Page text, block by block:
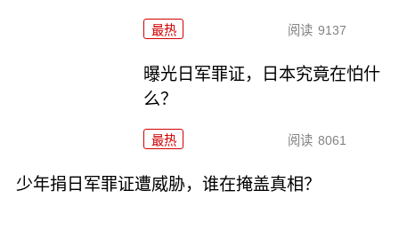
最热 阅读 9137
曝光日军罪证，日本究竟在怕什
么？
最热 阅读 8061
少年捐日军罪证遭威胁，谁在掩盖真相？